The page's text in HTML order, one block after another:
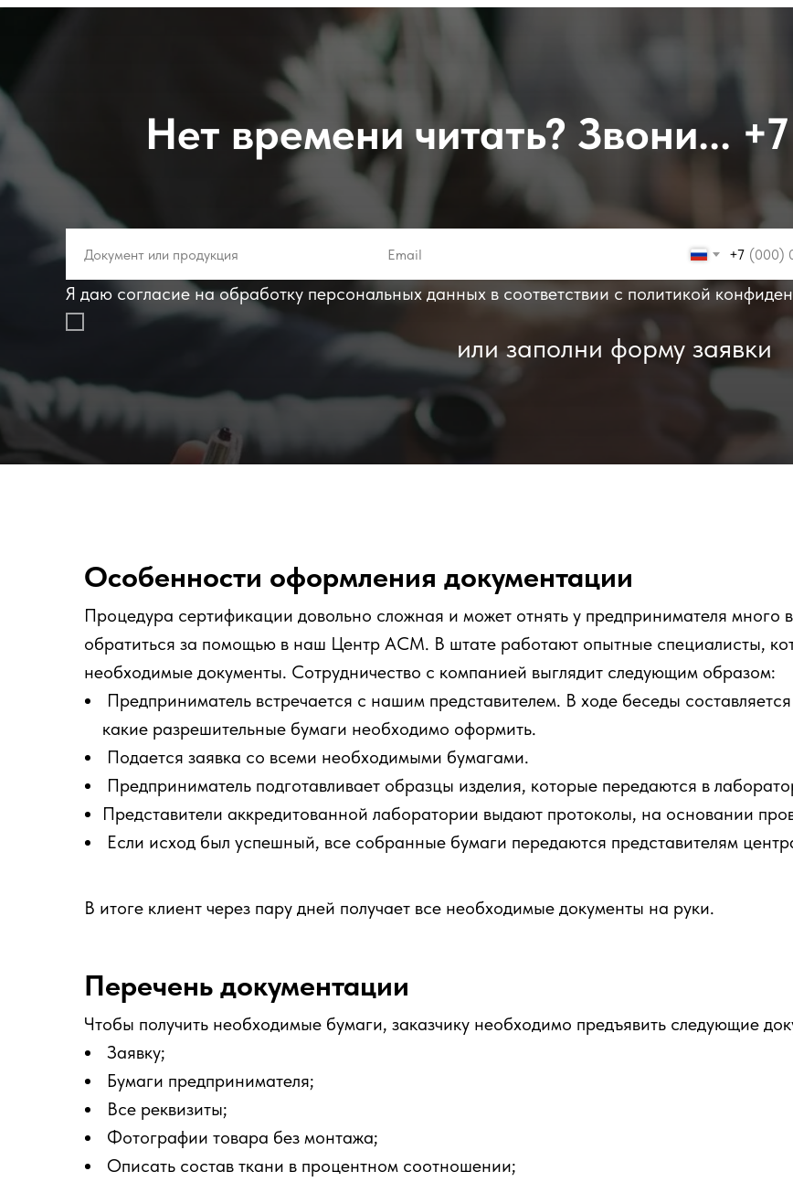
Нет времени читать? Звони...
+7
Я даю согласие на обработку персональных данных в соответствии с политикой
или заполни форму заявки
Особенности оформления документации
Процедура сертификации довольно сложная и может отнять у предпринимателя много
обратиться за помощью в наш Центр АCМ. В штате работают опытные специалисты,
необходимые документы. Сотрудничество с компанией выглядит следующим образом:
Предприниматель встречается с нашим представителем. В ходе беседы
какие разрешительные бумаги необходимо оформить.
Подается заявка со всеми необходимыми бумагами.
Предприниматель подготавливает образцы изделия, которые передаются в
Представители аккредитованной лаборатории выдают протоколы, на основании
Если исход был успешный, все собранные бумаги передаются представителям
В итоге клиент через пару дней получает все необходимые документы на руки.
Перечень документации
Чтобы получить необходимые бумаги, заказчику необходимо предъявить следующие
Заявку;
Бумаги предпринимателя;
Все реквизиты;
Фотографии товара без монтажа;
Описать состав ткани в процентном соотношении;